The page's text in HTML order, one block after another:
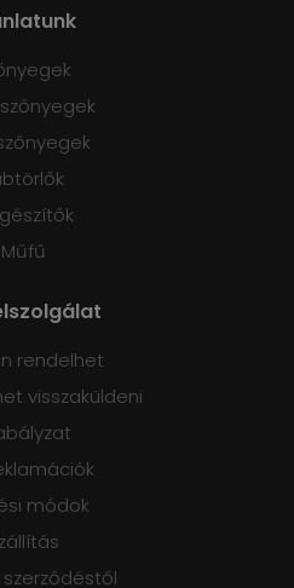
Műfű
rendelhet
visszaküldeni
módok
szerződéstől